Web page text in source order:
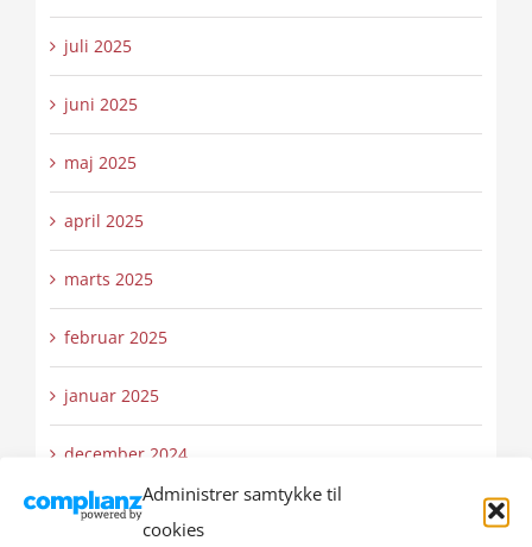
Administrer samtykke til
cookies
juli 2025
juni 2025
maj 2025
april 2025
marts 2025
februar 2025
januar 2025
december 2024
november 2024